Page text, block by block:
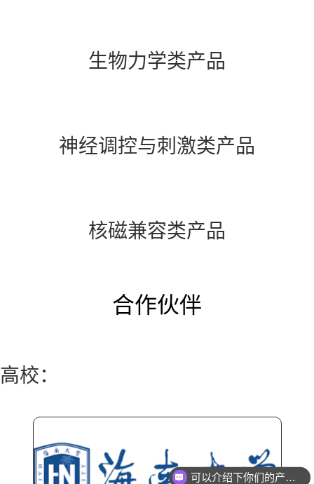
生物力学类产品
神经调控与刺激类产品
核磁兼容类产品
合作伙伴
高校：
可以介绍下你们的产品么？